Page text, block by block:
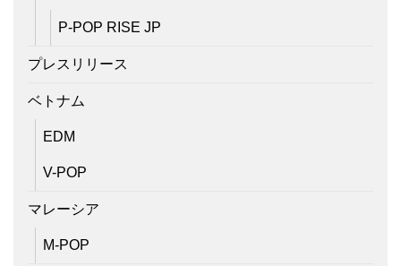
P-POP RISE JP
プレスリリース
ベトナム
EDM
V-POP
マレーシア
M-POP